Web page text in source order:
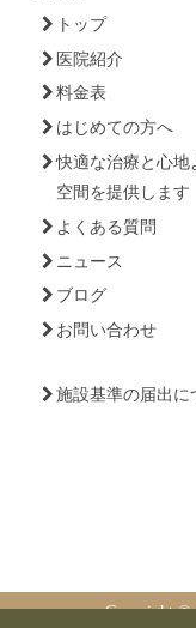
トップ
医院紹介
料金表
はじめての方へ
快適な治療と心地
空間を提供します
よくある質問
ニュース
ブログ
お問い合
施設基準の届出に
Copyright ©